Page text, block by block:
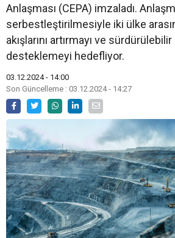
Anlaşması (CEPA) imzaladı.
serbestleştirilmesiyle iki ülke
akışlarını artırmayı ve
desteklemeyi hedefliyor.
03.12.2024 - 14:00
Son Güncelleme : 03.12.2024 - 14:27